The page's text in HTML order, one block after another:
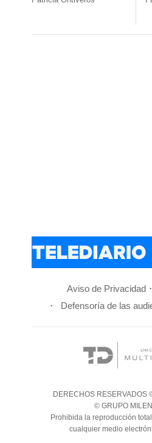
Aviso de Privacidad
Defensoría de las
DERECHOS RESERVADOS
© GRUPO
Prohibida la reproducción
cualquier medio